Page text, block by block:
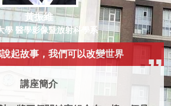
黃振維
學 醫學影像暨放射科學系
起故事，我們可以改變世界
講座簡介